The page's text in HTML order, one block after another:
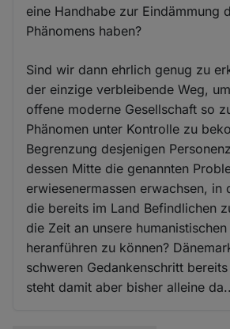
eine Handhabe zur Eindämmung
Phänomens haben?
Sind wir dann ehrlich genug zu
der einzige verbleibende Weg,
offene moderne Gesellschaft so
Phänomen unter Kontrolle zu
Begrenzung desjenigen
dessen Mitte die genannten
erwiesenermassen erwachsen, in
die bereits im Land Befindlichen
die Zeit an unsere
heranführen zu können?
schweren Gedankenschritt
steht damit aber bisher alleine